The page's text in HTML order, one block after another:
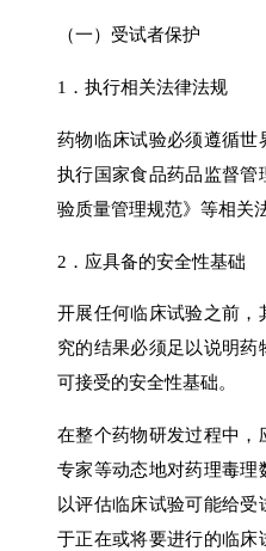
（一）受试者保护
1．执行相关法律法规
药物临床试验必须遵循世
执行国家食品药品监督管
验质量管理规范》等相关
2．应具备的安全性基础
开展任何临床试验之前，
究的结果必须足以说明
可接受的安全性基础。
在整个药物研发过程中，
专家等动态地对药理毒理
以评估临床试验可能给
于正在或将要进行的临床